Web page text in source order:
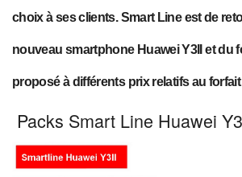
choix à ses clients. Smart Line est de
nouveau smartphone Huawei Y3II et du
proposé à différents prix relatifs au
Packs Smart Line Huawei